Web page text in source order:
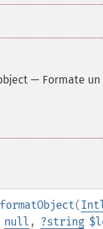
— Formate
(
null , ?string